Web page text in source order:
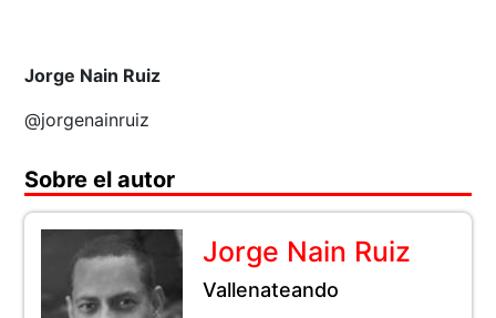
Jorge Nain Ruiz
@jorgenainruiz
Sobre el autor
Jorge Nain Ruiz
Vallenateando